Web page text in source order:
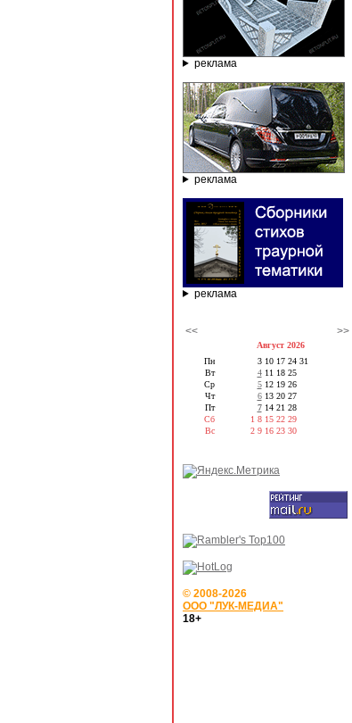
реклама
реклама
реклама
<< >>
Август 2026
Пн
Вт
Ср
Чт
Пт
Сб
Вс
3 10 17 24 31
4 11 18 25
5 12 19 26
6 13 20 27
7 14 21 28
1 8 15 22 29
2 9 16 23 30
© 2008-2026
ООО "ЛУК-МЕДИА"
18+